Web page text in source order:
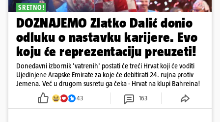
SRETNO!
DOZNAJEMO Zlatko Dalić donio
odluku o nastavku karijere. Evo
koju će reprezentaciju preuzeti!
Donedavni izbornik 'vatrenih' postati će treći Hrvat koji će voditi
Ujedinjene Arapske Emirate za koje će debitirati 24. rujna protiv
Jemena. Već u drugom susretu ga čeka - Hrvat na klupi Bahreina!
43 163